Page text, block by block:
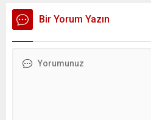
Bir Yorum Yazın